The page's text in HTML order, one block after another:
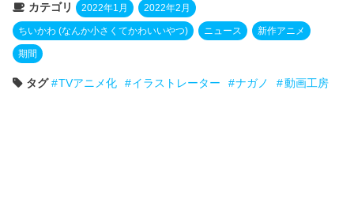
カテゴリ 2022年1月 2022年2月
ちいかわ (なんか小さくてかわいいやつ) ニュース 新作アニメ
期間
タグ TVアニメ化 イラストレーター ナガノ 動画工房